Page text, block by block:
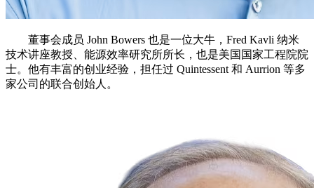
董事会成员 John Bowers 也是一位大牛，Fred Kavli 纳米
技术讲座教授、能源效率研究所所长，也是美国国家工程院院
士。他有丰富的创业经验，担任过 Quintessent 和 Aurrion 等多
家公司的联合创始人。